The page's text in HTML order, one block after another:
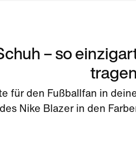
– so
tragen
für den Fußballfan in
Nike Blazer in den